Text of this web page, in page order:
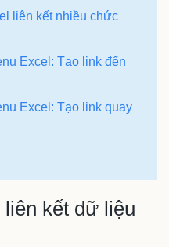
liên kết nhiều chức
Excel: Tạo link đến
Excel: Tạo link quay
kết dữ liệu